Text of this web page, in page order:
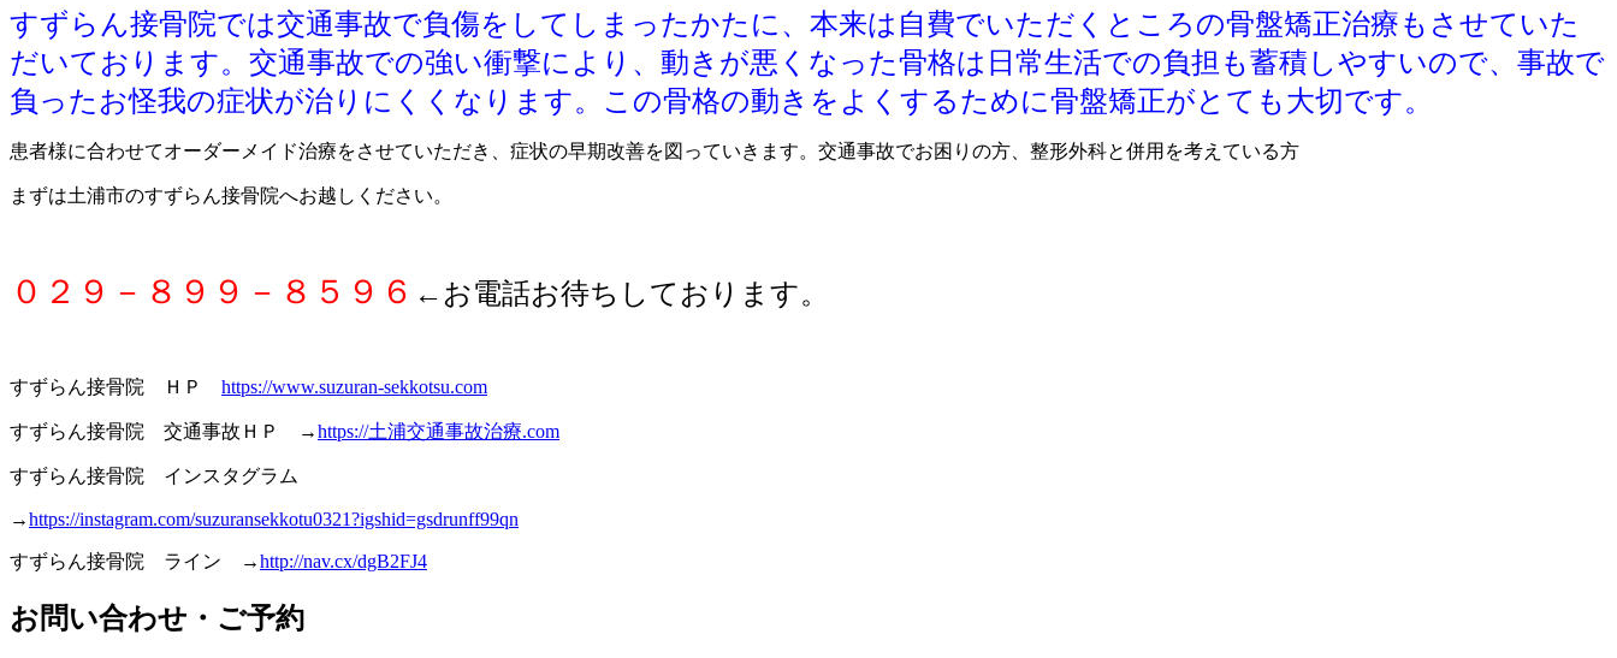
すずらん接骨院では交通事故で負傷をしてしまったかたに、本来は自費でいただくところの骨盤矯正治療もさせていた
だいております。交通事故での強い衝撃により、動きが悪くなった骨格は日常生活での負担も蓄積しやすいので、事故で
負ったお怪我の症状が治りにくくなります。この骨格の動きをよくするために骨盤矯正がとても大切です。
患者様に合わせてオーダーメイド治療をさせていただき、症状の早期改善を図っていきます。交通事故でお困りの方、整形外科と併用を考えている方
まずは土浦市のすずらん接骨院へお越しください。
０２９－８９９－８５９６ ←お電話お待ちしております。
すずらん接骨院 ＨＰ https://www.suzuran-sekkotsu.com
すずらん接骨院 交通事故ＨＰ →https://土浦交通事故治療.com
すずらん接骨院 インスタグラム
→https://instagram.com/suzuransekkotu0321?igshid=gsdrunff99qn
すずらん接骨院 ライン →http://nav.cx/dgB2FJ4
お問い合わせ・ご予約